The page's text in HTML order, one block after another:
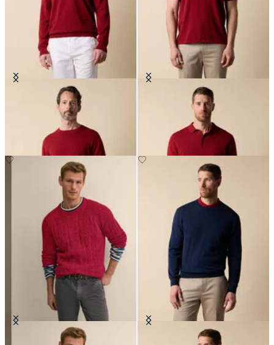
Pull Col Rond en Coton Makò Polo en Maille de Coton Makò
Maglia Twist Fisherman à Col Ras
Pull Col Rond en Coton Makò